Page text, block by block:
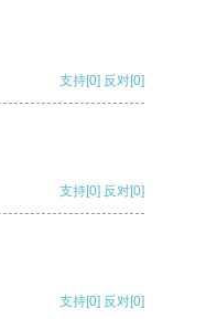
支持[0] 反对[0]
支持[0] 反对[0]
支持[0] 反对[0]